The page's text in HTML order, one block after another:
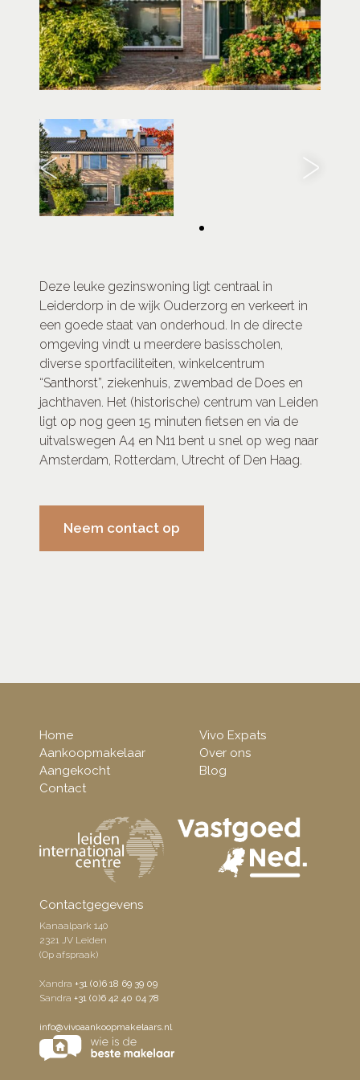
Deze leuke gezinswoning ligt centraal in
Leiderdorp in de wijk Ouderzorg en verkeert in
een goede staat van onderhoud. In de directe
omgeving vindt u meerdere basisscholen,
diverse sportfaciliteiten, winkelcentrum
“Santhorst”, ziekenhuis, zwembad de Does en
jachthaven. Het (historische) centrum van Leiden
ligt op nog geen 15 minuten fietsen en via de
uitvalswegen A4 en N11 bent u snel op weg naar
Amsterdam, Rotterdam, Utrecht of Den Haag.
Neem contact op
Home
Aankoopmakelaar
Aangekocht
Vivo Expats
Over ons
Blog
Contact
Contactgegevens
Kanaalpark 140
2321 JV Leiden
(Op afspraak)
Xandra+31 (0)6 18 69 39 09
Sandra+31 (0)6 42 40 04 78
info@vivoaankoopmakelaars.nl